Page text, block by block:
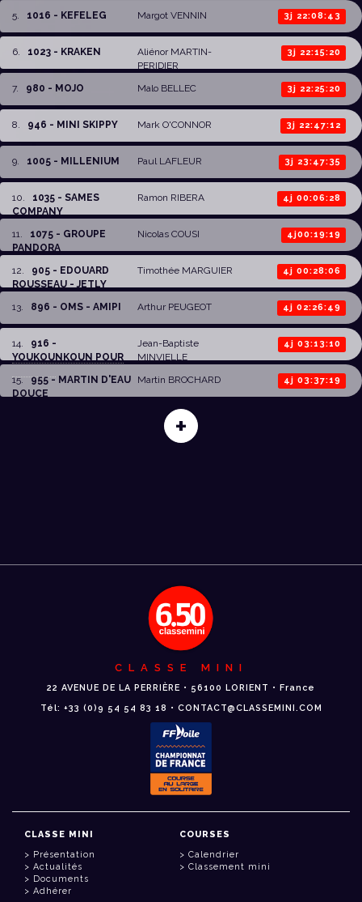
5. 1016 - KEFELEG Margot VENNIN 3j 22:08:43
6. 1023 - KRAKEN
Aliénor MARTIN-
PERIDIER
3j 22:15:20
7. 980 - MOJO Malo BELLEC 3j 22:25:20
8. 946 - MINI SKIPPY Mark O'CONNOR 3j 22:47:12
9. 1005 - MILLENIUM Paul LAFLEUR 3j 23:47:35
10. 1035 - SAMES
COMPANY
Ramon RIBERA 4j 00:06:28
11. 1075 - GROUPE
PANDORA
Nicolas COUSI 4j00:19:19
12. 905 - EDOUARD
ROUSSEAU - JETLY
Timothée MARGUIER 4j 00:28:06
13. 896 - OMS - AMIPI Arthur PEUGEOT 4j 02:26:49
14. 916 -
YOUKOUNKOUN POUR
Jean-Baptiste
MINVIELLE
4j 03:13:10
15.955 - MARTIN D'EAU
DOUCE
Martin BROCHARD 4j 03:37:19
+
CLASSE MINI
22 AVENUE DE LA PERRIÈRE • 56100 LORIENT • France
Tél: +33 (0)9 54 54 83 18 • CONTACT@CLASSEMINI.COM
CLASSE MINI
Présentation
Actualités
Documents
Adhérer
COURSES
Calendrier
Classement mini